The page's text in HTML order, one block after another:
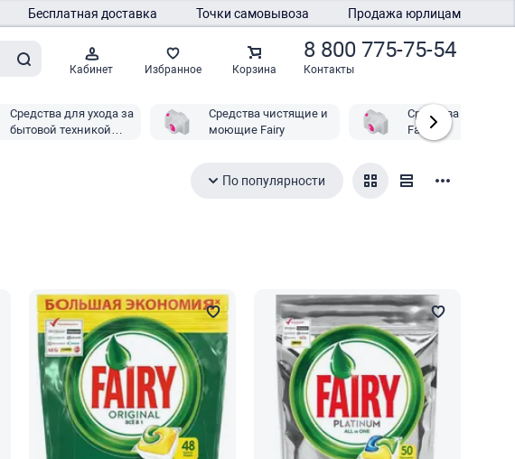
Бесплатная доставка Точки самовывоза Продажа юрлицам
Кабинет Избранное Корзина
8 800 775-75-54
Контакты
Средства для ухода за
бытовой техникой
Средства чистящие и
моющие Fairy
Средства для
Fairy
По популярности